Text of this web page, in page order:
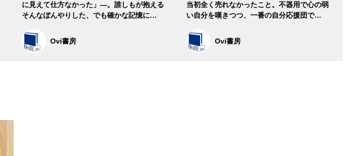
に見えて仕方なかった」―。誰しもが抱える
そんなぼんやりした、でも確かな記憶に…
Ovi書房
当初全く売れなかったこと。不器用で心の弱
い自分を嘆きつつ、一番の自分応援団で…
Ovi書房